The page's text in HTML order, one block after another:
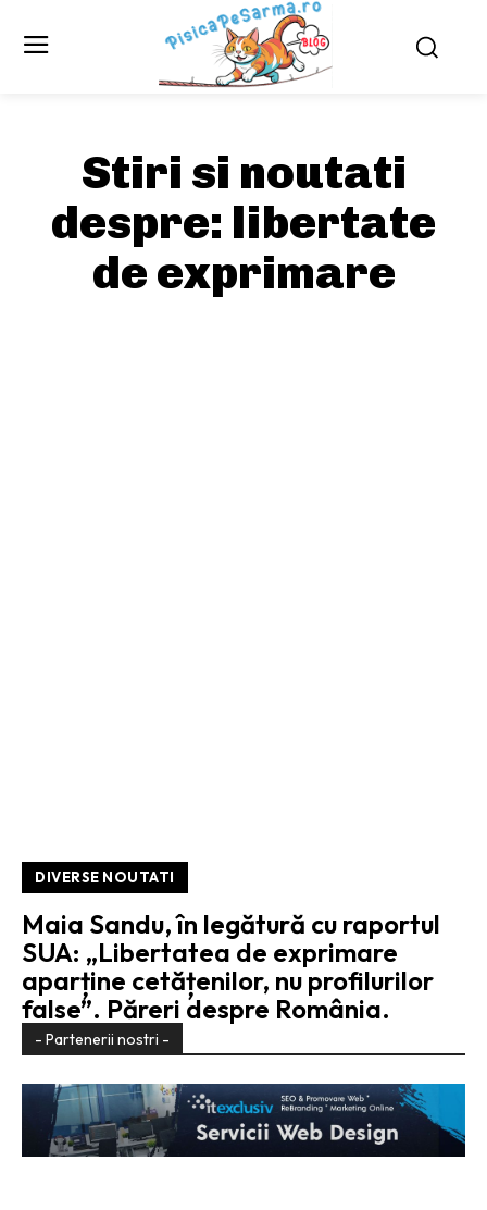
Stiri si noutati
despre: libertate
de exprimare
DIVERSE NOUTATI
Maia Sandu, în legătură cu raportul
SUA: „Libertatea de exprimare
aparține cetățenilor, nu profilurilor
false”. Păreri despre România.
- Partenerii nostri -